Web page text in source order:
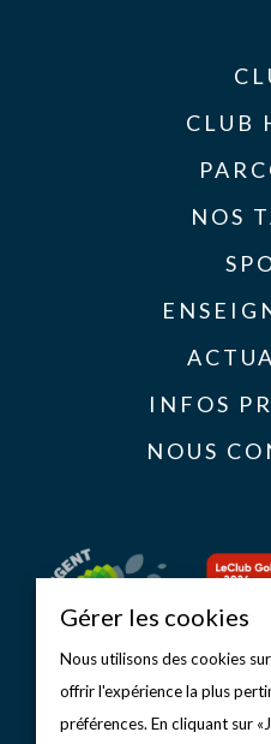
CLUB
NOS
INFOS
NOUS
Gérer les cookies
Nous utilisons des cookies
offrir l'expérience la plus
préférences. En cliquant sur